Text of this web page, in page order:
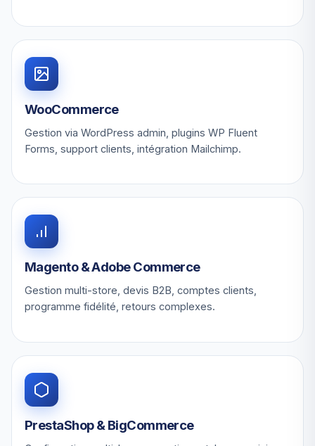
WooCommerce
Gestion via WordPress admin, plugins WP Fluent
Forms, support clients, intégration Mailchimp.
Magento & Adobe Commerce
Gestion multi-store, devis B2B, comptes clients,
programme fidélité, retours complexes.
PrestaShop & BigCommerce